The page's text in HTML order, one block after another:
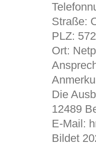
Straße:
PLZ:
Ort:
Die
12489
E-Mail:
Bildet